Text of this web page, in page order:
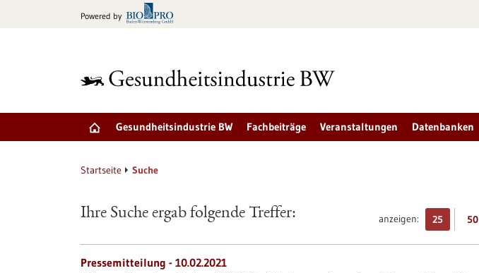
Powered by
Gesundheitsindustrie BW Fachbeiträge Veranstaltungen Datenbanken
Startseite Suche
anzeigen: 25 50
Ihre Suche ergab folgende Treffer:
Pressemitteilung - 10.02.2021